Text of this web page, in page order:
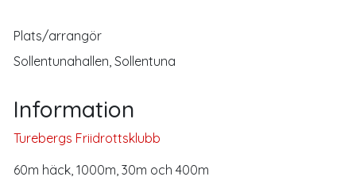
Plats/arrangör
Sollentunahallen, Sollentuna
Information
Turebergs Friidrottsklubb
60m häck, 1000m, 30m och 400m